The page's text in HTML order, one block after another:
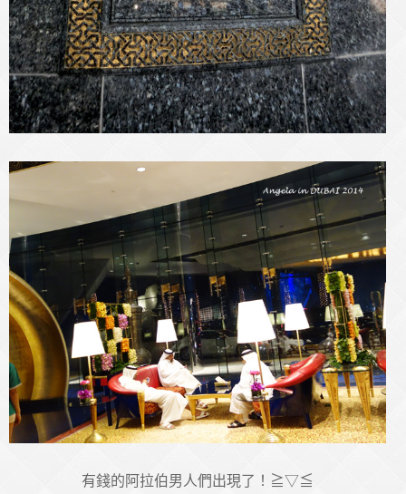
有錢的阿拉伯男人們出現了！≧▽≦